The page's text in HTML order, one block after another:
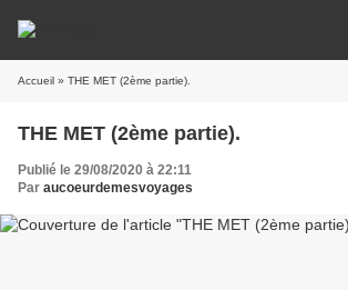
Accueil » THE MET (2ème partie).
THE MET (2ème partie).
Publié le 29/08/2020 à 22:11
Par aucoeurdemesvoyages